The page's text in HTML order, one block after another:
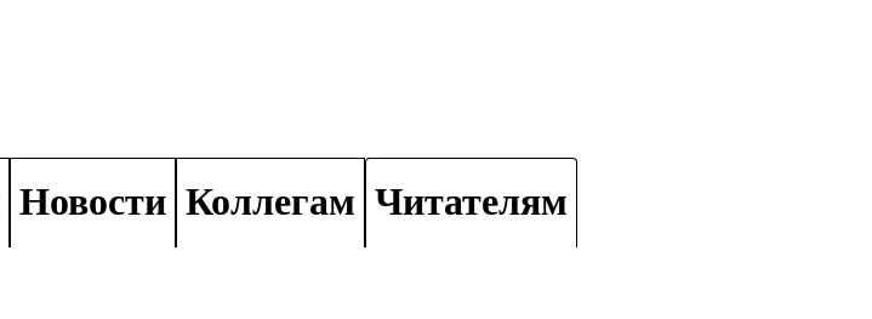
Новости Коллегам Читателям